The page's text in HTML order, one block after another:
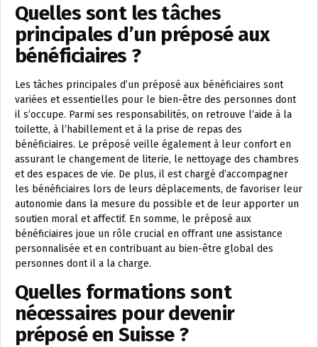
Quelles sont les tâches
principales d’un préposé aux
bénéficiaires ?
Les tâches principales d’un préposé aux bénéficiaires sont
variées et essentielles pour le bien-être des personnes dont
il s’occupe. Parmi ses responsabilités, on retrouve l’aide à la
toilette, à l’habillement et à la prise de repas des
bénéficiaires. Le préposé veille également à leur confort en
assurant le changement de literie, le nettoyage des chambres
et des espaces de vie. De plus, il est chargé d’accompagner
les bénéficiaires lors de leurs déplacements, de favoriser leur
autonomie dans la mesure du possible et de leur apporter un
soutien moral et affectif. En somme, le préposé aux
bénéficiaires joue un rôle crucial en offrant une assistance
personnalisée et en contribuant au bien-être global des
personnes dont il a la charge.
Quelles formations sont
nécessaires pour devenir
préposé en Suisse ?